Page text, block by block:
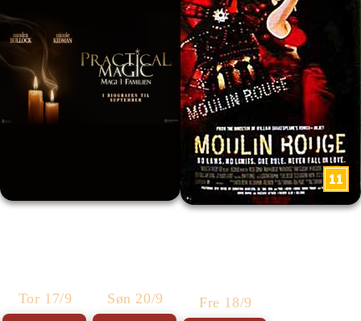
Tor 17/9
Søn 20/9
Fre 18/9